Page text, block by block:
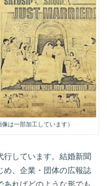
は一部加工しています）
行しています。結婚新聞
め、企業・団体の広報誌
あればどのような形でも